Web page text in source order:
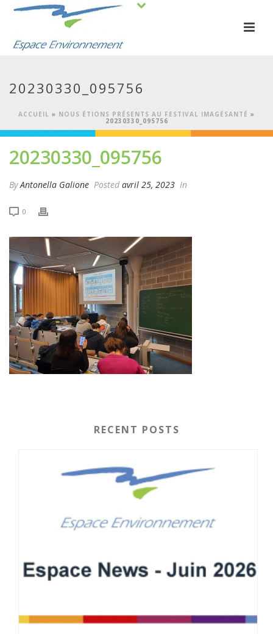
20230330_095756
ACCUEIL » NOUS ÉTIONS PRÉSENTS AU FESTIVAL IMAGÉSANTÉ »
20230330_095756
20230330_095756
ByAntonella Galione Posted avril 25, 2023 In
0
RECENT POSTS